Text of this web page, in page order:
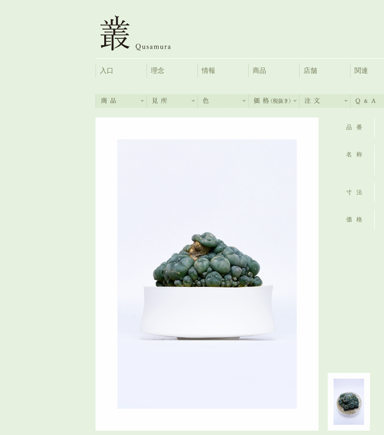
入口 理念 情報 商品 店舗 関連
品番
名称
寸法
価格